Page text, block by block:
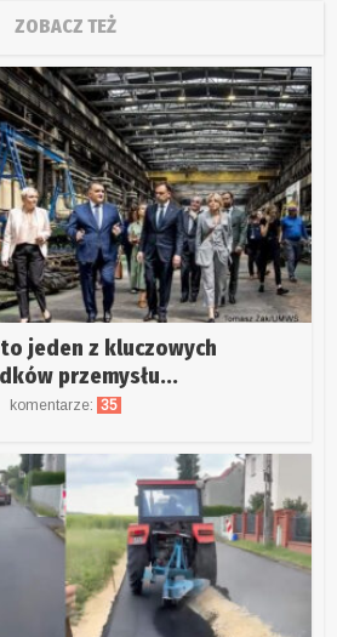
ZOBACZ TEŻ
jeden z kluczowych
przemysłu...
komentarze: 35